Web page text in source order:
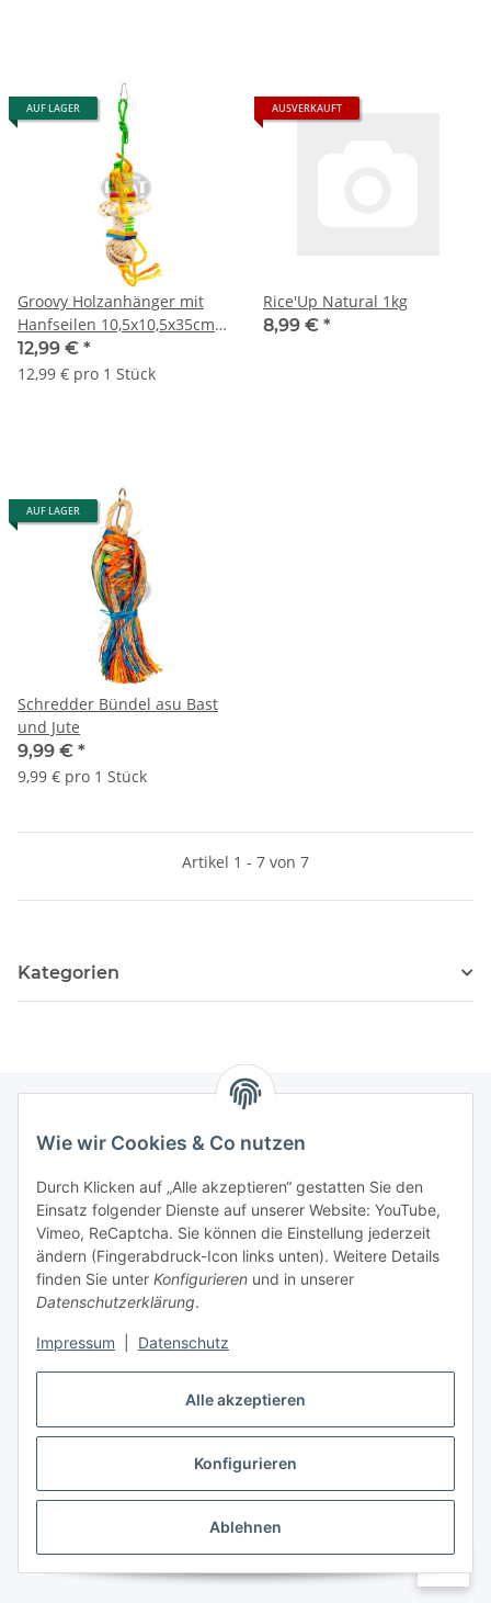
Alle akzeptieren
Konfigurieren
Ablehnen
Wie wir Cookies & Co nutzen
Durch Klicken auf „Alle akzeptieren“ gestatten Sie den
Einsatz folgender Dienste auf unserer Website: YouTube,
Vimeo, ReCaptcha. Sie können die Einstellung jederzeit
ändern (Fingerabdruck-Icon links unten). Weitere Details
finden Sie unter Konfigurieren und in unserer
Datenschutzerklärung.
Impressum Datenschutz
AUF LAGER
Groovy Holzanhänger mit
Hanfseilen 10,5x10,5x35cm
mehrfarbig
12,99 € *
12,99 € pro 1 Stück
AUSVERKAUFT
Rice'Up Natural 1kg
8,99 € *
AUF LAGER
Schredder Bündel asu Bast
und Jute
9,99 € *
9,99 € pro 1 Stück
Artikel 1 - 7 von 7
Kategorien
Informationen
Gesetzliche Informationen
Mein Konto
masterframe GmbH
Vertrag widerrufen
* Alle Preise inkl. gesetzlicher USt., zzgl.Versand